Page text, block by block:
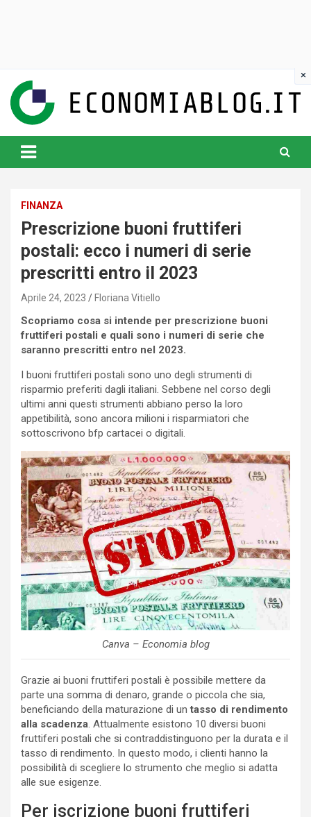
content
www.economiablog.it
FINANZA
Prescrizione buoni fruttiferi
postali: ecco i numeri di serie
prescritti entro il 2023
Aprile 24, 2023 Floriana Vitiello
Scopriamo cosa si intende per prescrizione buoni
fruttiferi postali e quali sono i numeri di serie che
saranno prescritti entro nel 2023.
I buoni fruttiferi postali sono uno degli strumenti di
risparmio preferiti dagli italiani. Sebbene nel corso degli
ultimi anni questi strumenti abbiano perso la loro
appetibilità, sono ancora milioni i risparmiatori che
sottoscrivono bfp cartacei o digitali.
Canva – Economia blog
Grazie ai buoni fruttiferi postali è possibile mettere da
parte una somma di denaro, grande o piccola che sia,
beneficiando della maturazione di untasso di rendimento
alla scadenza . Attualmente esistono 10 diversi buoni
fruttiferi postali che si contraddistinguono per la durata e il
tasso di rendimento. In questo modo, i clienti hanno la
possibilità di scegliere lo strumento che meglio si adatta
alle sue esigenze.
Per iscrizione buoni fruttiferi